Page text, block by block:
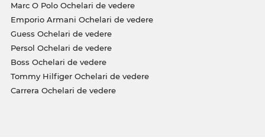
Marc O Polo Ochelari de vedere
Emporio Armani Ochelari de vedere
Guess Ochelari de vedere
Persol Ochelari de vedere
Boss Ochelari de vedere
Tommy Hilfiger Ochelari de vedere
Carrera Ochelari de vedere